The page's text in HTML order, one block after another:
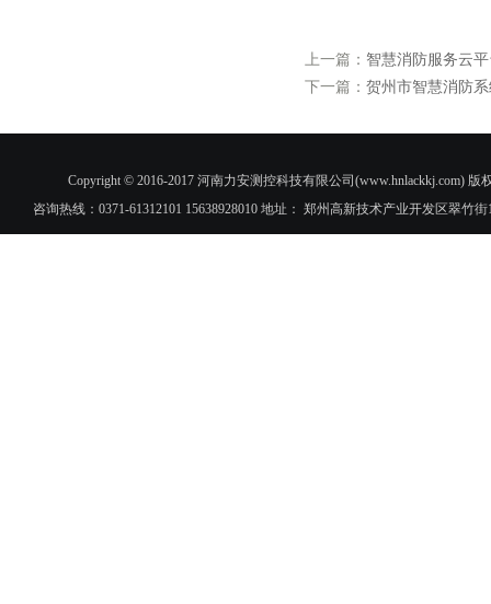
上一篇： 智慧消防服务云
下一篇： 贺州市智慧消防
Copyright © 2016-2017 河南力安测控科技有限公司(www.hnlackkj.com)
咨询热线：0371-61312101 15638928010 地址： 郑州高新技术产业开发区翠竹